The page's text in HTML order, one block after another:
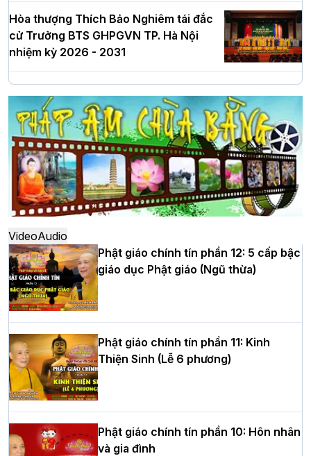
Hòa thượng Thích Bảo Nghiêm tái đắc
cử Trưởng BTS GHPGVN TP. Hà Nội
nhiệm kỳ 2026 - 2031
Hà Nội: Long trọng lễ khởi công xây
dựng Trung tâm văn hóa Phật giáo Thủ
đô
Hà Nội: Ngày tu học cuối cùng khép lại
khóa sinh hoạt Phật pháp mùa hè lần
thứ XIV tại chùa Bằng
Học yêu thương trong ngày tu tập thứ
tư của Khóa sinh hoạt Phật pháp mùa
hè tại chùa Bằng
HT.Thích Thọ Lạc được suy cử làm tân
Trưởng BTS GHPGVN tỉnh Nghệ An
VideoAudio
Phật giáo chính tín phần 12: 5 cấp bậc
giáo dục Phật giáo (Ngũ thừa)
Phật giáo chính tín phần 11: Kinh
Thiện Sinh (Lễ 6 phương)
Phật giáo chính tín phần 10: Hôn nhân
và gia đình